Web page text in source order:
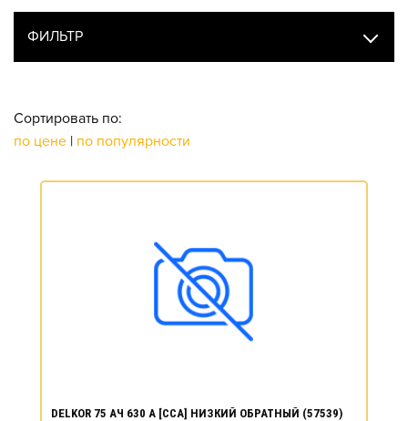
ФИЛЬТР
Сортировать по:
по цене | по популярности
DELKOR 75 АЧ 630 А [CCA] НИЗКИЙ ОБРАТНЫЙ (57539)